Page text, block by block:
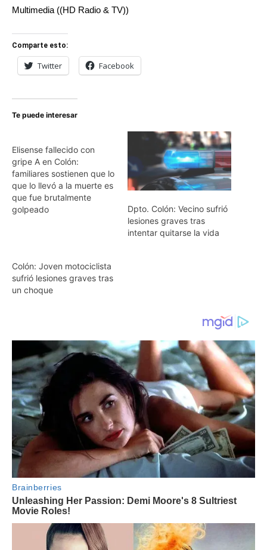
Multimedia ((HD Radio & TV))
Comparte esto:
Twitter Facebook
Te puede interesar
Elisense fallecido con
gripe A en Colón:
familiares sostienen que lo
que lo llevó a la muerte es
que fue brutalmente
golpeado
Dpto. Colón: Vecino sufrió
lesiones graves tras
intentar quitarse la vida
Colón: Joven motociclista
sufrió lesiones graves tras
un choque